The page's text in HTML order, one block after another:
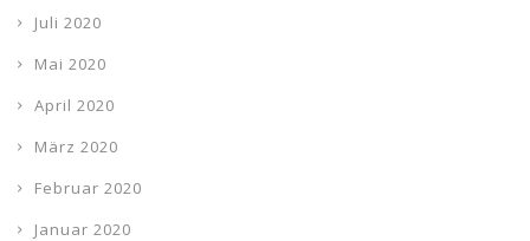
Juli 2020
Mai 2020
April 2020
März 2020
Februar 2020
Januar 2020